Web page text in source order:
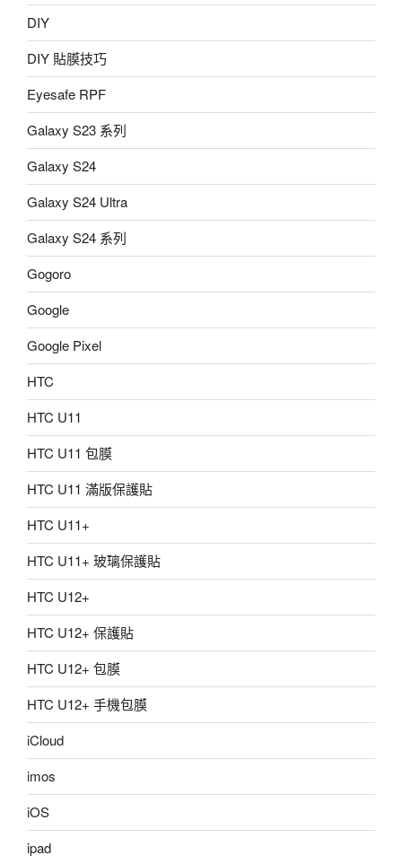
DIY
DIY 貼膜技巧
Eyesafe RPF
Galaxy S23 系列
Galaxy S24
Galaxy S24 Ultra
Galaxy S24 系列
Gogoro
Google
Google Pixel
HTC
HTC U11
HTC U11 包膜
HTC U11 滿版保護貼
HTC U11+
HTC U11+ 玻璃保護貼
HTC U12+
HTC U12+ 保護貼
HTC U12+ 包膜
HTC U12+ 手機包膜
iCloud
imos
iOS
ipad